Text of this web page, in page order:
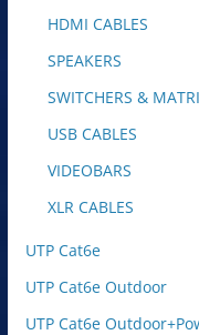
HDMI CABLES
SPEAKERS
SWITCHERS &
USB CABLES
VIDEOBARS
XLR CABLES
UTP Cat6e
UTP Cat6e Outdoor
UTP Cat6e